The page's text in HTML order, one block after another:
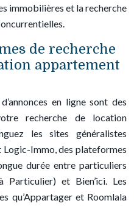
immobilières et la recherche
de recherche
appartement
en ligne sont des
recherche de location
les sites généralistes
Logic-Immo, des plateformes
durée entre particuliers
et Bien’ici. Les
qu’Appartager et Roomlala